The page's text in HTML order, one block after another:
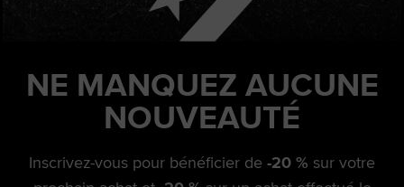
NE MANQUEZ AUCUNE
NOUVEAUTÉ
Inscrivez-vous pour bénéficier de -20 % sur votre